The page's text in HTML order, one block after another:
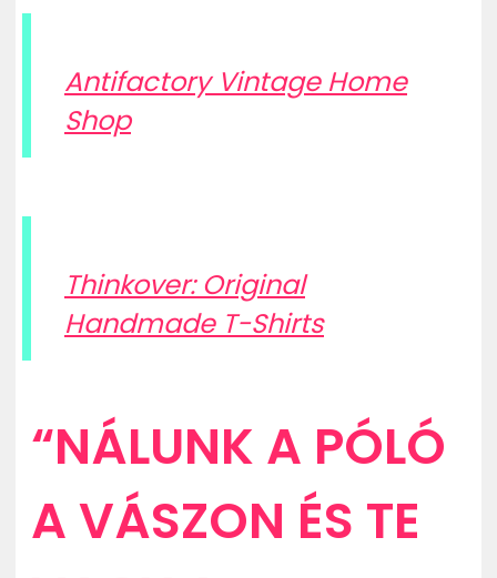
Antifactory Vintage Home
Shop
Thinkover: Original
Handmade T-Shirts
“NÁLUNK A PÓLÓ
A VÁSZON ÉS TE